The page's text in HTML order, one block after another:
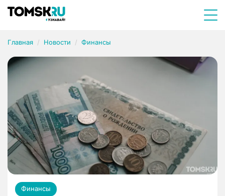
Главная Новости Финансы
Финансы